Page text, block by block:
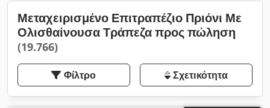
Μεταχειρισμένο Επιτραπέζιο Πριόνι Με
Ολισθαίνουσα Τράπεζα προς πώληση
(19.766)
Φίλτρο Σχετικότητα